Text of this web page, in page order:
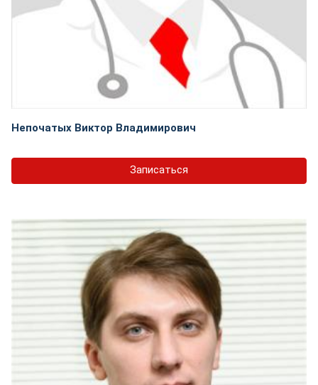
Непочатых Виктор Владимирович
Записаться